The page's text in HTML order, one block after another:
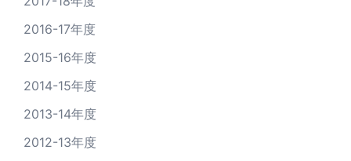
2016-17年度
2015-16年度
2014-15年度
2013-14年度
2012-13年度